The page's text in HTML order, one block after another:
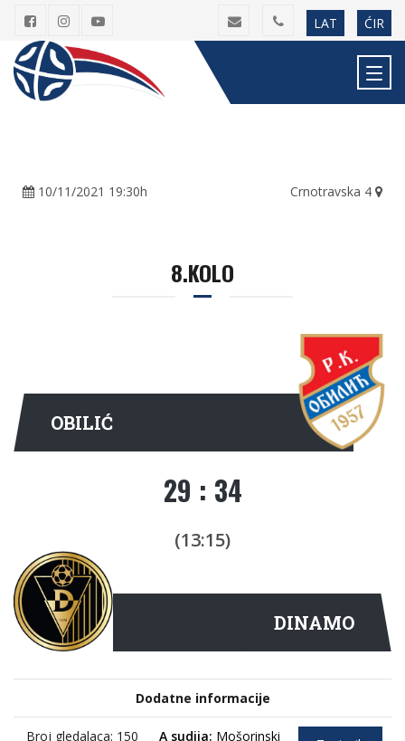
LAT ĆIR
10/11/2021 19:30h Crnotravska 4
8.KOLO
OBILIĆ
29 : 34
(13:15)
DINAMO
Dodatne informacije
Broj gledalaca: 150 A sudija: Mošorinski